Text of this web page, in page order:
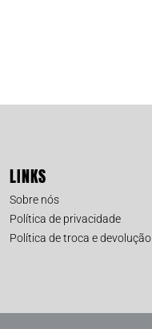
LINKS
Sobre nós
Política de privacidade
Política de troca e devolução